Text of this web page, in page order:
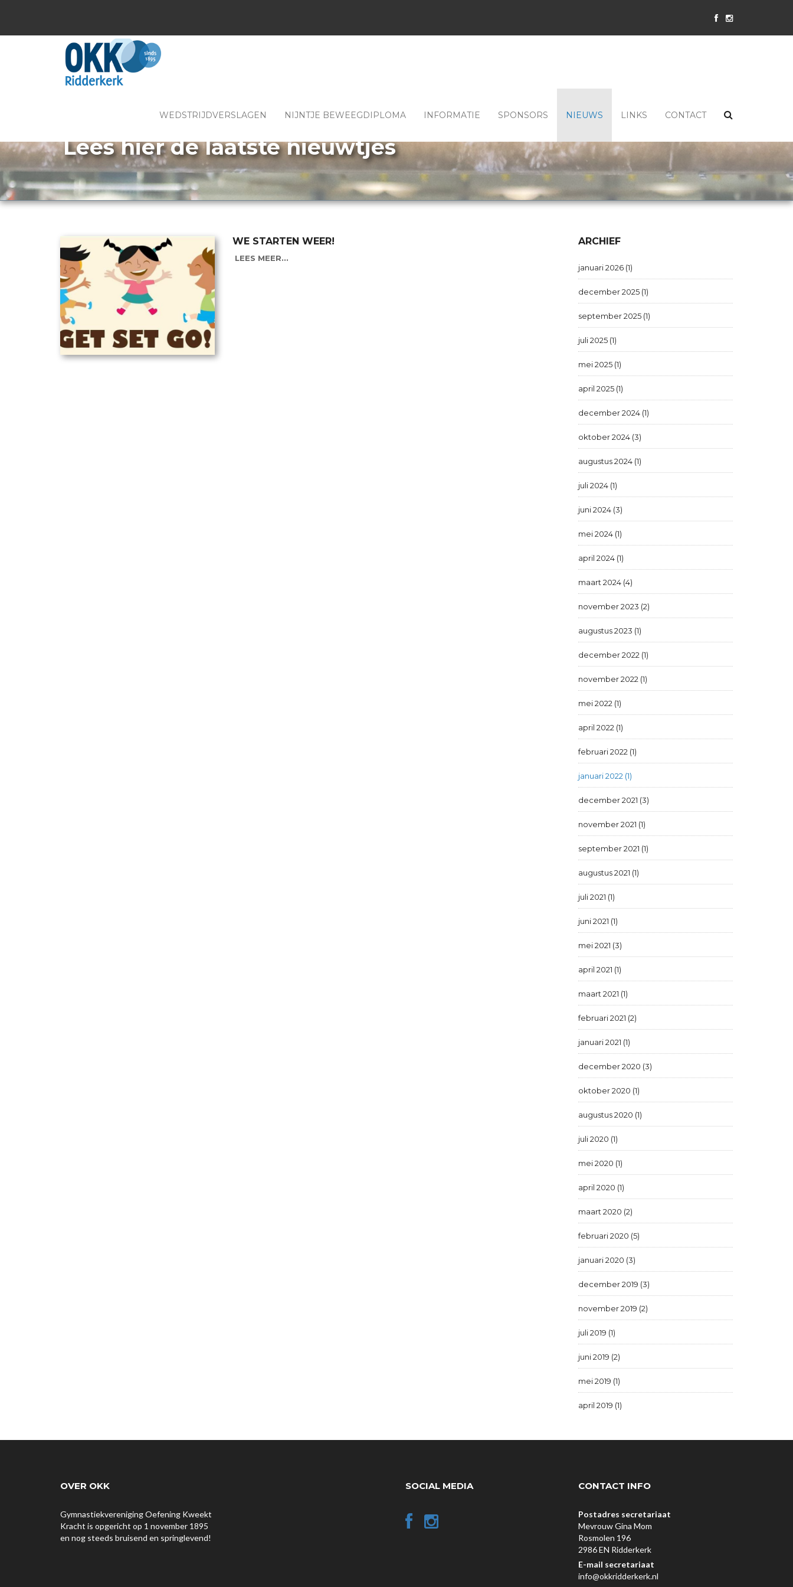
WEDSTRIJDVERSLAGEN NIJNTJE BEWEEGDIPLOMA INFORMATIE SPONSORS NIEUWS LINKS CONTACT
Lees hier de laatste nieuwtjes
WE STARTEN WEER!
LEES MEER...
ARCHIEF
januari 2026 (1)
december 2025 (1)
september 2025 (1)
juli 2025 (1)
mei 2025 (1)
april 2025 (1)
december 2024 (1)
oktober 2024 (3)
augustus 2024 (1)
juli 2024 (1)
juni 2024 (3)
mei 2024 (1)
april 2024 (1)
maart 2024 (4)
november 2023 (2)
augustus 2023 (1)
december 2022 (1)
november 2022 (1)
mei 2022 (1)
april 2022 (1)
februari 2022 (1)
januari 2022 (1)
december 2021 (3)
november 2021 (1)
september 2021 (1)
augustus 2021 (1)
juli 2021 (1)
juni 2021 (1)
mei 2021 (3)
april 2021 (1)
maart 2021 (1)
februari 2021 (2)
januari 2021 (1)
december 2020 (3)
oktober 2020 (1)
augustus 2020 (1)
juli 2020 (1)
mei 2020 (1)
april 2020 (1)
maart 2020 (2)
februari 2020 (5)
januari 2020 (3)
december 2019 (3)
november 2019 (2)
juli 2019 (1)
juni 2019 (2)
mei 2019 (1)
april 2019 (1)
OVER OKK
Gymnastiekvereniging Oefening Kweekt
Kracht is opgericht op 1 november 1895
en nog steeds bruisend en springlevend!
SOCIAL MEDIA CONTACT INFO
Postadres secretariaat
Mevrouw Gina Mom
Rosmolen 196
2986 EN Ridderkerk
E-mail secretariaat
info@okkridderkerk.nl